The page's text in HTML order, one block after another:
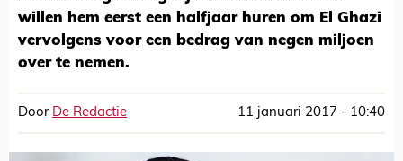
willen hem eerst een halfjaar huren om El Ghazi
vervolgens voor een bedrag van negen miljoen
over te nemen.
Door De Redactie 11 januari 2017 - 10:40